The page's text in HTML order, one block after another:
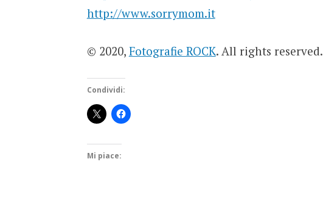
http://www.sorrymom.it
© 2020, Fotografie ROCK. All rights reserved.
Condividi:
Mi piace: